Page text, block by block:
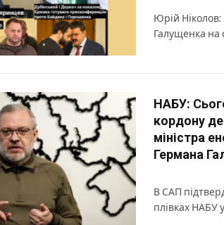
Юрій
Галущенка на
НАБУ:
кордону
міністра
Германа
В САП
плівках НАБУ